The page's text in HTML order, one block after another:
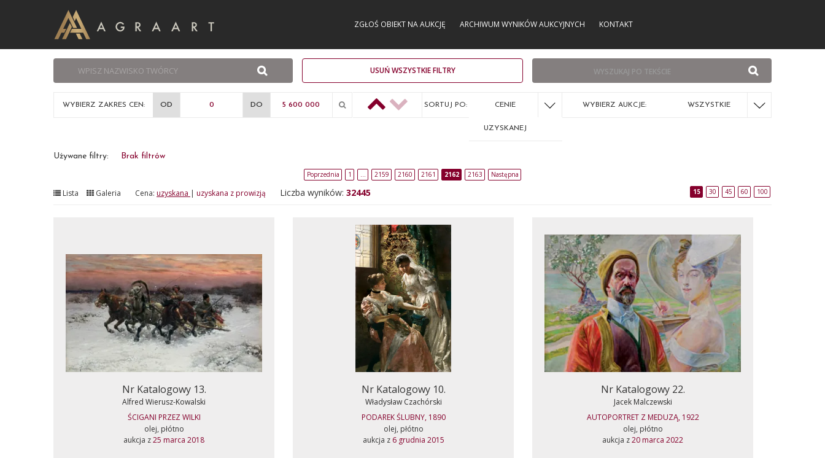
ZGŁOŚ OBIEKT NA AUKCJĘ ARCHIWUM WYNIKÓW AUKCYJNYCH KONTAKT
USUŃ WSZYSTKIE FILTRY
WYBIERZ ZAKRES CEN: OD DO SORTUJ PO: CENIE
UZYSKANEJ
WYBIERZ AUKCJE: WSZYSTKIE
Używane filtry: Brak filtrów
Poprzednia 1 … 2159 2160 2161 2162 2163 Następna
Lista Galeria Cena: uzyskana | uzyskana z prowizją Liczba wyników: 32445 15 30 45 60 100
Nr Katalogowy 13.
Alfred Wierusz-Kowalski
ŚCIGANI PRZEZ WILKI
olej, płótno
aukcja z25 marca 2018
Nr Katalogowy 10.
Władysław Czachórski
PODAREK ŚLUBNY, 1890
olej, płótno
aukcja z 6 grudnia 2015
Nr Katalogowy 22.
Jacek Malczewski
AUTOPORTRET Z MEDUZĄ, 1922
olej, płótno
aukcja z20 marca 2022